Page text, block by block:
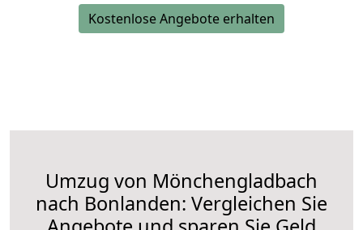
Kostenlose Angebote erhalten
Umzug von Mönchengladbach
nach Bonlanden: Vergleichen Sie